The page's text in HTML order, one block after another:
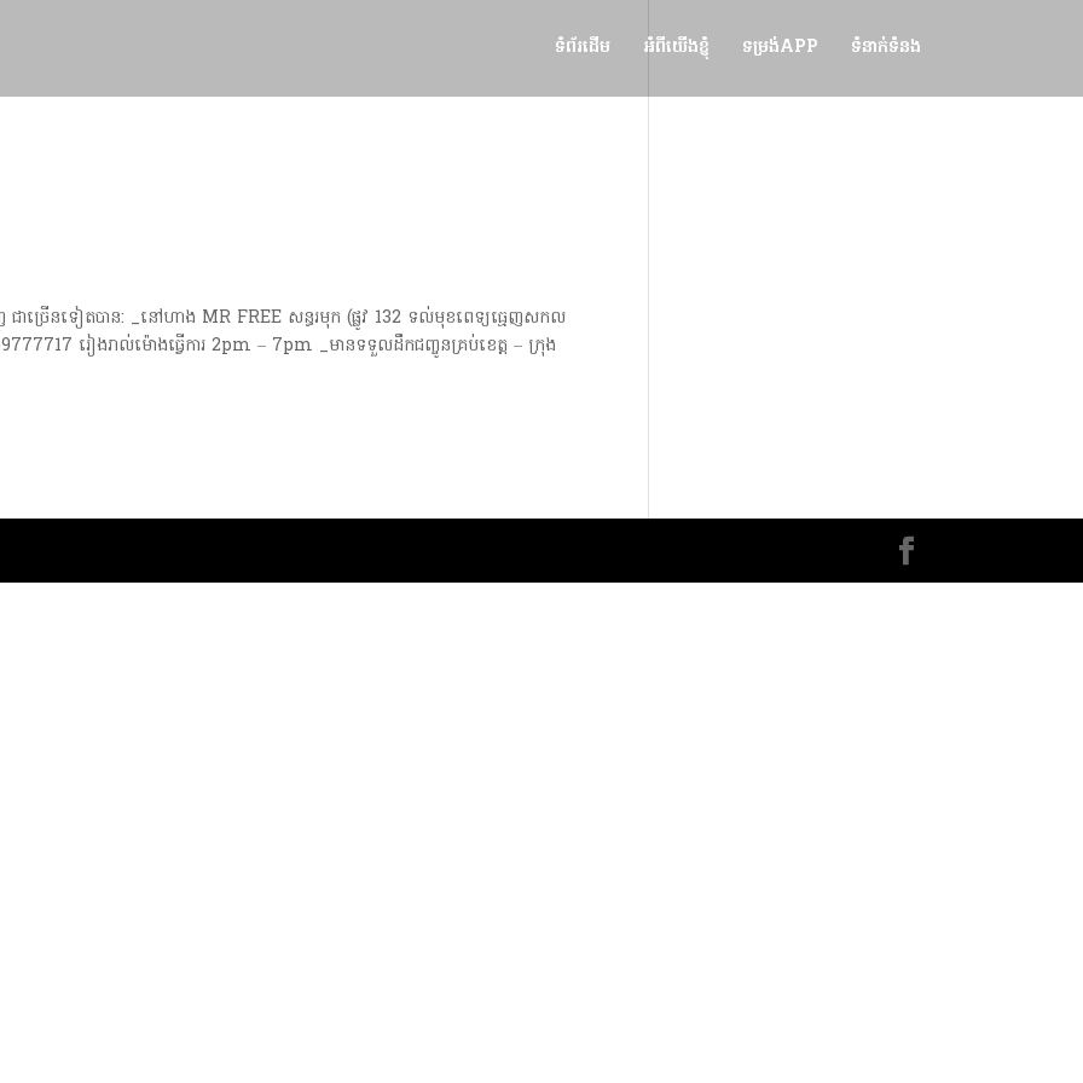
ទំព័រដើម អំពីយើងខ្ញុំ ទម្រង់APP ទំនាក់ទំនង
ជាច្រើនទៀតបាន: _នៅហាង MR FREE សន្ធរមុក (ផ្លូវ 132 ទល់មុខពេទ្យធ្មេញសកល
រៀងរាល់ម៉ោងធ្វើការ 2pm – 7pm _មានទទួលដឹកជញ្ចូនគ្រប់ខេត្ត – ក្រុង